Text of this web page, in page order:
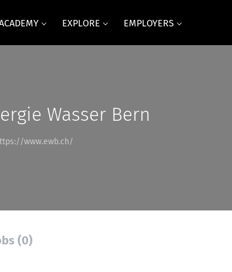
EXPLORE EMPLOYERS
Wasser Bern
www.ewb.ch/
(0)